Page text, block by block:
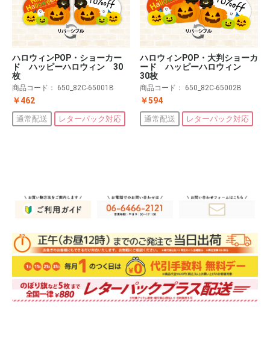
ハロウィンPOP・ショーカー
ド ハッピーハロウィン 30
枚
商品コード： 650_82C-65001B
￥462
通常配送 レターパック対応
ハロウィンPOP・大判ショーカ
ード ハッピーハロウィン
30枚
商品コード： 650_82C-65002B
￥594
通常配送 レターパック対応